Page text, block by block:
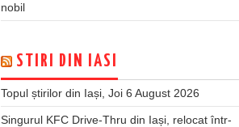
nobil
STIRI DIN IASI
Topul știrilor din Iași, Joi 6 August 2026
Singurul KFC Drive-Thru din Iași, relocat într-